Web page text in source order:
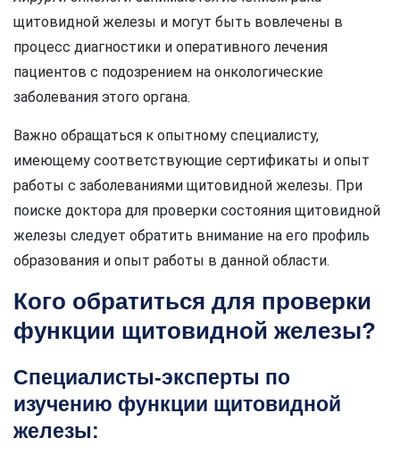
щитовидной железы и могут быть вовлечены в
процесс диагностики и оперативного лечения
пациентов с подозрением на онкологические
заболевания этого органа.
Важно обращаться к опытному специалисту,
имеющему соответствующие сертификаты и опыт
работы с заболеваниями щитовидной железы. При
поиске доктора для проверки состояния щитовидной
железы следует обратить внимание на его профиль
образования и опыт работы в данной области.
Кого обратиться для проверки
функции щитовидной железы?
Специалисты-эксперты по
изучению функции щитовидной
железы: